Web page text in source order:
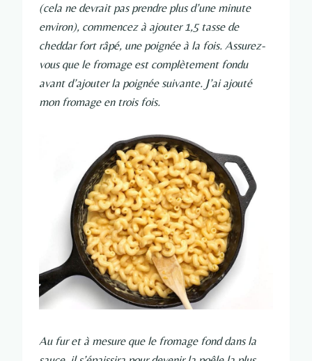
(cela ne devrait pas prendre plus d’une minute
environ), commencez à ajouter 1,5 tasse de
cheddar fort râpé, une poignée à la fois. Assurez-
vous que le fromage est complètement fondu
avant d’ajouter la poignée suivante. J’ai ajouté
mon fromage en trois fois.
Au fur et à mesure que le fromage fond dans la